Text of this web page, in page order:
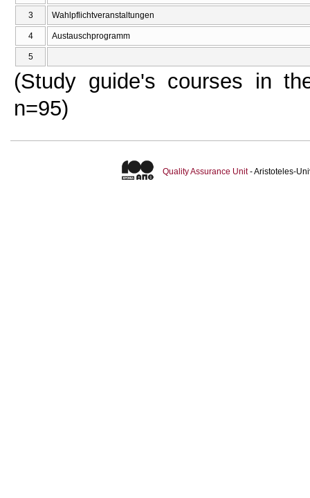
3 Wahlpflichtveranstaltungen
4 Austauschprogramm
5
(Study guide's courses in
n=95)
Quality Assurance Unit- Aristoteles-